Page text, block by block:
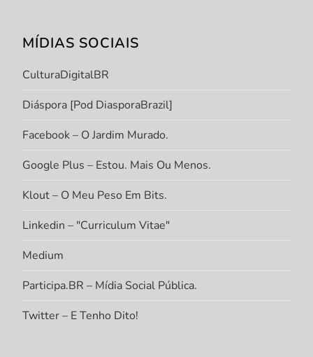
MÍDIAS SOCIAIS
CulturaDigitalBR
Diáspora [Pod DiasporaBrazil]
Facebook – O Jardim Murado.
Google Plus – Estou. Mais Ou Menos.
Klout – O Meu Peso Em Bits.
Linkedin – "Curriculum Vitae"
Medium
Participa.BR – Mídia Social Pública.
Twitter – E Tenho Dito!